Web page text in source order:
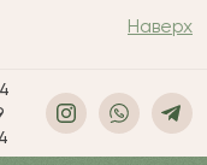
Наверх